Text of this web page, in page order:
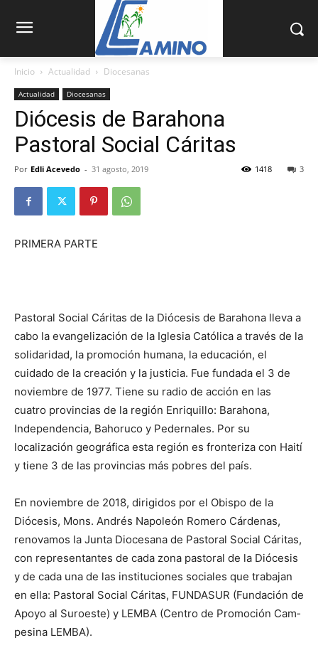
Inicio Actualidad Diocesanas
Actualidad Diocesanas
Diócesis de Barahona
Pastoral Social Cáritas
Por Edli Acevedo - 31 agosto, 2019 3
1418
PRIMERA PARTE
Pastoral Social Cáritas de la Dió­cesis de Barahona lleva a
cabo la evangelización de la Iglesia Católica a través de la
solidaridad, la promoción humana, la educación, el
cuidado de la creación y la justicia. Fue fundada el 3 de
noviembre de 1977. Tiene su radio de acción en las
cuatro provincias de la región Enriquillo: Barahona,
Independencia, Bahoruco y Pedernales. Por su
localización geo­gráfica esta región es fronteriza con Haití
y tiene 3 de las provincias más pobres del país.
En noviembre de 2018, dirigidos por el Obispo de la
Diócesis, Mons. Andrés Napoleón Romero Cárdenas,
renovamos la Junta Diocesana de Pastoral Social Cáritas,
con representantes de cada zona pastoral de la Diócesis
y de cada una de las instituciones sociales que trabajan
en ella: Pastoral Social Cáritas, FUNDASUR (Fundación de
Apoyo al Suroeste) y LEMBA (Centro de Promoción Cam­­
pesina LEMBA).